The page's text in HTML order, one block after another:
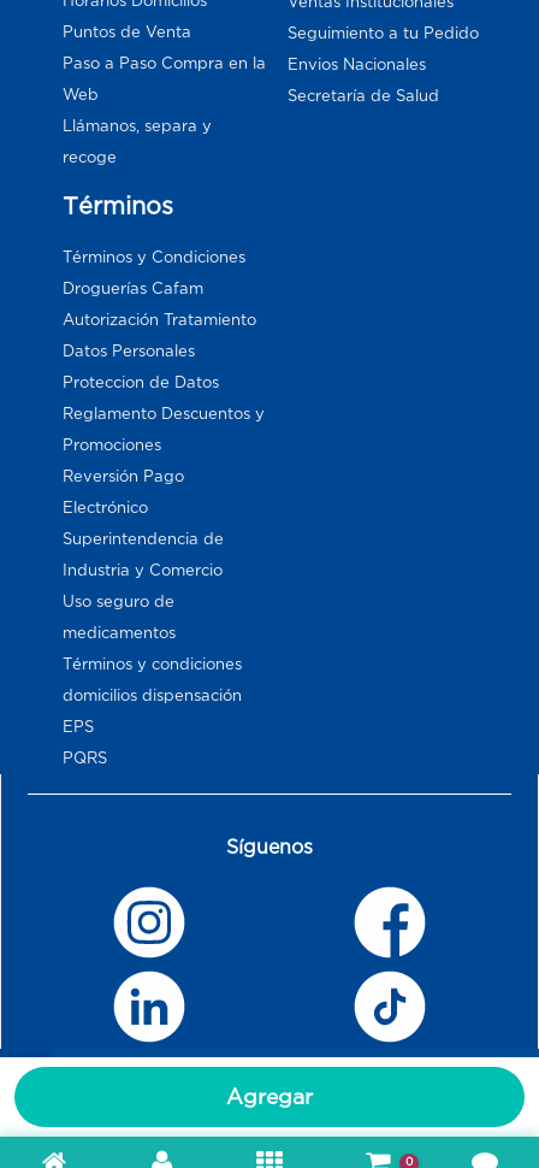
Agregar
Puntos de Venta
Paso a Paso Compra en la
Web
Llámanos, separa y
recoge
Seguimiento a tu Pedido
Envios Nacionales
Secretaría de Salud
Términos
Términos y Condiciones
Droguerías Cafam
Autorización Tratamiento
Datos Personales
Proteccion de Datos
Reglamento Descuentos y
Promociones
Reversión Pago
Electrónico
Superintendencia de
Industria y Comercio
Uso seguro de
medicamentos
Términos y condiciones
domicilios dispensación
EPS
PQRS
Síguenos
0